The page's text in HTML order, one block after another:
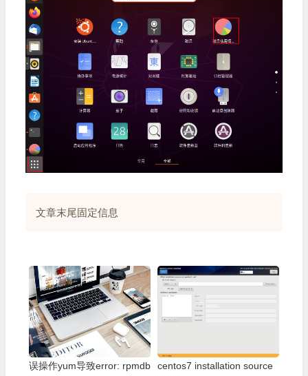
文章末尾固定信息
误操作yum导致error: rpmdb
centos7 installation source